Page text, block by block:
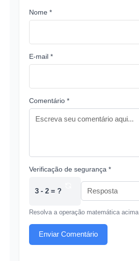
Nome *
E-mail *
Comentário *
Verificação de segurança *
3 - 2 = ?
Resolva a operação matemática acima
Enviar Comentário